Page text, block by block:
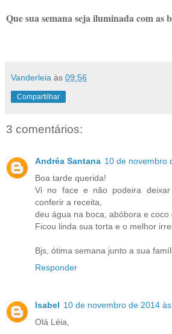
Que sua semana seja iluminada com as
Vanderleia às 09:56
Compartilhar
3 comentários:
Andréa Santana 10 de novembro
Boa tarde querida!
Vi no face e não podeira
conferir a receita,
deu água na boca, abóbora e coco
Ficou linda sua torta e o melhor
Bjs, ótima semana junto a sua
Responder
Isabel 10 de novembro de 2014
Olá Léia,